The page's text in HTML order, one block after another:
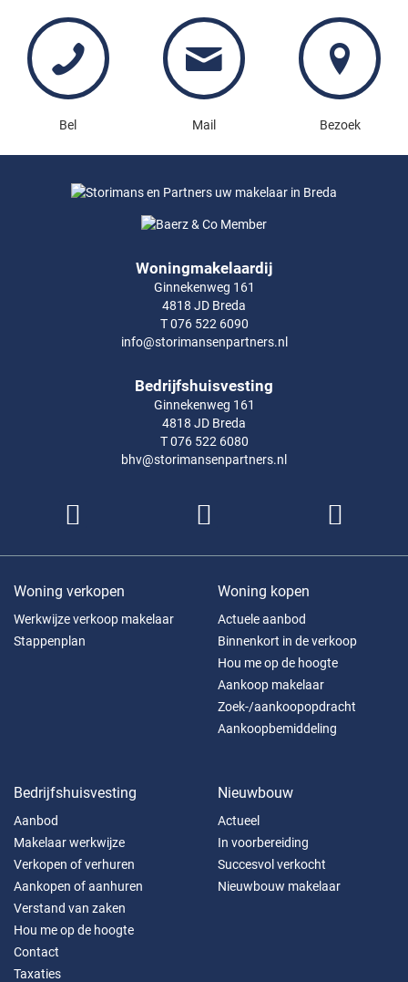
Bel Mail Bezoek
Woningmakelaardij
Ginnekenweg 161
4818 JD Breda
T 076 522 6090
info@storimansenpartners.nl
Bedrijfshuisvesting
Ginnekenweg 161
4818 JD Breda
T 076 522 6080
bhv@storimansenpartners.nl
Woning verkopen
Werkwijze verkoop makelaar
Stappenplan
Woning kopen
Actuele aanbod
Binnenkort in de verkoop
Hou me op de hoogte
Aankoop makelaar
Zoek-/aankoopopdracht
Aankoopbemiddeling
Bedrijfshuisvesting
Aanbod
Makelaar werkwijze
Verkopen of verhuren
Aankopen of aanhuren
Verstand van zaken
Hou me op de hoogte
Contact
Taxaties
Nieuwbouw
Actueel
In voorbereiding
Succesvol verkocht
Nieuwbouw makelaar